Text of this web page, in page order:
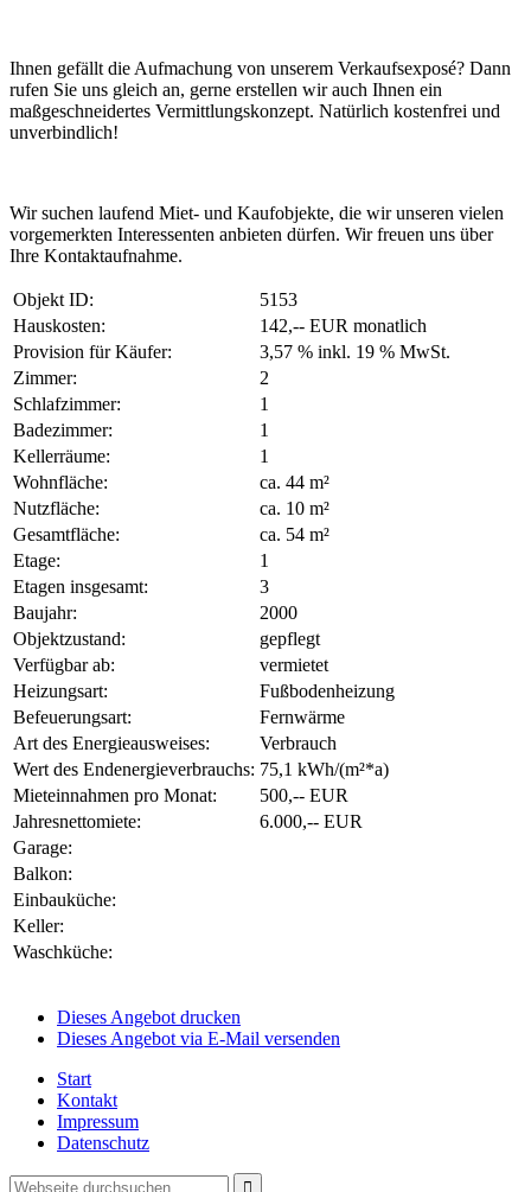
Ihnen gefällt die Aufmachung von unserem Verkaufsexposé? Dann
rufen Sie uns gleich an, gerne erstellen wir auch Ihnen ein
maßgeschneidertes Vermittlungskonzept. Natürlich kostenfrei und
unverbindlich!
Wir suchen laufend Miet- und Kaufobjekte, die wir unseren vielen
vorgemerkten Interessenten anbieten dürfen. Wir freuen uns über
Ihre Kontaktaufnahme.
Objekt ID:
5153
Hauskosten:
142,-- EUR monatlich
Provision für Käufer:
3,57 % inkl. 19 % MwSt.
Zimmer:
2
Schlafzimmer:
1
Badezimmer:
1
Kellerräume:
1
Wohnfläche:
ca. 44 m²
Nutzfläche:
ca. 10 m²
Gesamtfläche:
ca. 54 m²
Etage:
1
Etagen insgesamt:
3
Baujahr:
2000
Objektzustand:
gepflegt
Verfügbar ab:
vermietet
Heizungsart:
Fußbodenheizung
Befeuerungsart:
Fernwärme
Art des Energieausweises:
Verbrauch
Wert des Endenergieverbrauchs: 75,1 kWh/(m²*a)
Mieteinnahmen pro Monat:
500,-- EUR
Jahresnettomiete:
6.000,-- EUR
Garage:
Balkon:
Einbauküche:
Keller:
Waschküche:
Dieses Angebot drucken
Dieses Angebot via E-Mail versenden
Start
Kontakt
Impressum
Datenschutz